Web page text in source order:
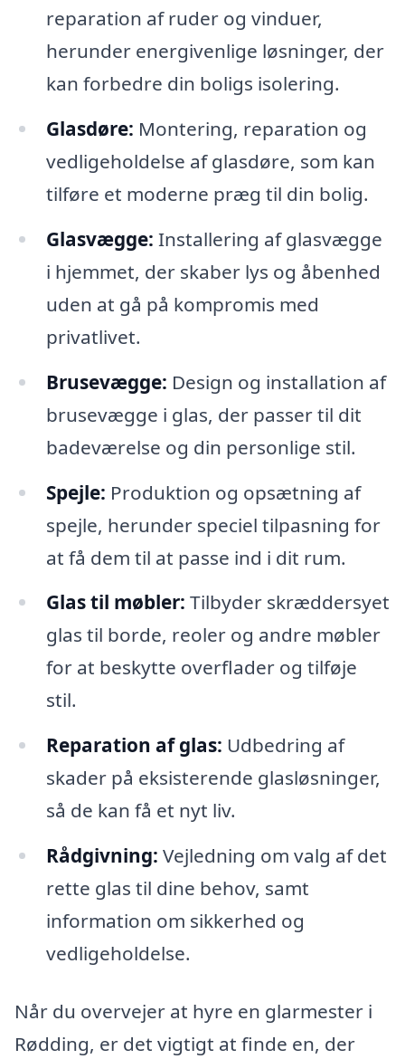
reparation af ruder og vinduer,
herunder energivenlige løsninger, der
kan forbedre din boligs isolering.
Glasdøre: Montering, reparation og
vedligeholdelse af glasdøre, som kan
tilføre et moderne præg til din bolig.
Glasvægge: Installering af glasvægge
i hjemmet, der skaber lys og åbenhed
uden at gå på kompromis med
privatlivet.
Brusevægge: Design og installation af
brusevægge i glas, der passer til dit
badeværelse og din personlige stil.
Spejle: Produktion og opsætning af
spejle, herunder speciel tilpasning for
at få dem til at passe ind i dit rum.
Glas til møbler: Tilbyder skræddersyet
glas til borde, reoler og andre møbler
for at beskytte overflader og tilføje
stil.
Reparation af glas: Udbedring af
skader på eksisterende glasløsninger,
så de kan få et nyt liv.
Rådgivning: Vejledning om valg af det
rette glas til dine behov, samt
information om sikkerhed og
vedligeholdelse.
Når du overvejer at hyre en glarmester i
Rødding, er det vigtigt at finde en, der